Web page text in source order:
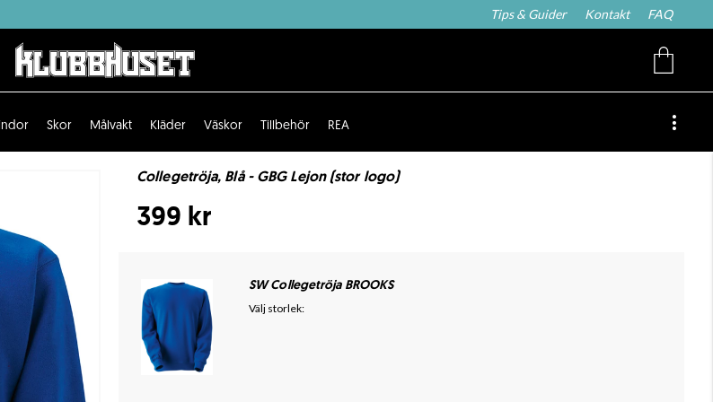
Tips & Guider Kontakt FAQ
Skor Målvakt Kläder Väskor Tillbehör REA
Collegetröja, Blå - GBG Lejon (stor logo)
399 kr
SW Collegetröja BROOKS
Välj storlek: